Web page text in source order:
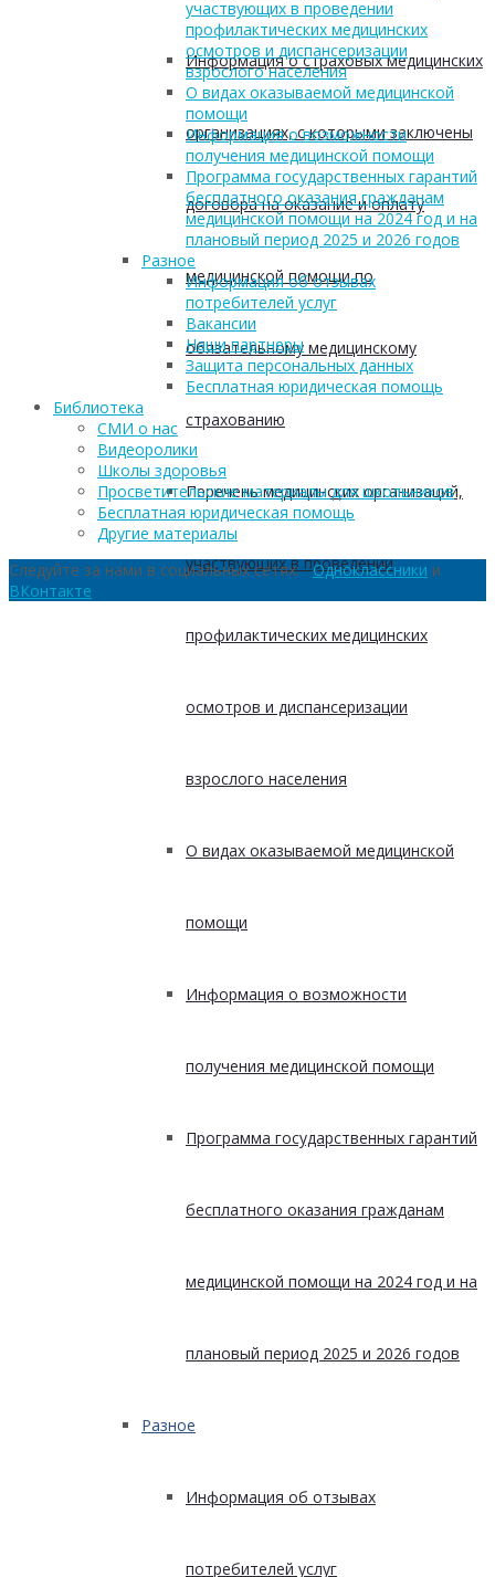
Информация о страховых медицинских
организациях, с которыми заключены
договора на оказание и оплату
медицинской помощи по
обязательному медицинскому
страхованию
Перечень медицинских организаций,
участвующих в проведении
профилактических медицинских
осмотров и диспансеризации
взрослого населения
О видах оказываемой медицинской
помощи
Информация о возможности
получения медицинской помощи
Программа государственных гарантий
бесплатного оказания гражданам
медицинской помощи на 2024 год и на
плановый период 2025 и 2026 годов
Разное
Информация об отзывах
потребителей услуг
участвующих в проведении
профилактических медицинских
осмотров и диспансеризации
взрослого населения
О видах оказываемой медицинской
помощи
Информация о возможности
получения медицинской помощи
Программа государственных гарантий
бесплатного оказания гражданам
медицинской помощи на 2024 год и на
плановый период 2025 и 2026 годов
Разное
Информация об отзывах
потребителей услуг
Вакансии
Наши партнеры
Защита персональных данных
Бесплатная юридическая помощь
Библиотека
СМИ о нас
Видеоролики
Школы здоровья
Просветительские материалы для школьников
Бесплатная юридическая помощь
Другие материалы
Следуйте за нами в социальных сетях:Одноклассники и
ВКонтакте